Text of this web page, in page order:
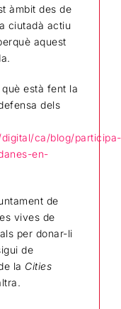
àmbit des de
ciutadà actiu
aquest
està fent la
dels
ca/blog/participa-
en-
de
vives de
per donar-li
de
la Cities